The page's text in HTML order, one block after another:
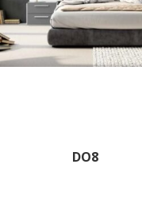
DO8